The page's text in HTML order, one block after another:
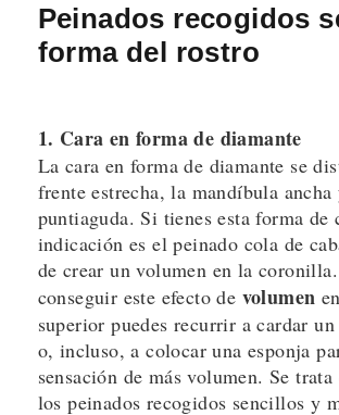
Peinados recogidos
forma del rostro
1. Cara en forma de diamante
La cara en forma de diamante se
frente estrecha, la mandíbula
puntiaguda. Si tienes esta forma de
indicación es el peinado cola de
de crear un volumen en la
conseguir este efecto de volumen
superior puedes recurrir a cardar
o, incluso, a colocar una esponja
sensación de más volumen. Se
los peinados recogidos sencillos y